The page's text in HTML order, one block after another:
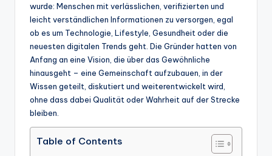
wurde: Menschen mit verlässlichen, verifizierten und
leicht verständlichen Informationen zu versorgen, egal
ob es um Technologie, Lifestyle, Gesundheit oder die
neuesten digitalen Trends geht. Die Gründer hatten von
Anfang an eine Vision, die über das Gewöhnliche
hinausgeht – eine Gemeinschaft aufzubauen, in der
Wissen geteilt, diskutiert und weiterentwickelt wird,
ohne dass dabei Qualität oder Wahrheit auf der Strecke
bleiben.
Table of Contents